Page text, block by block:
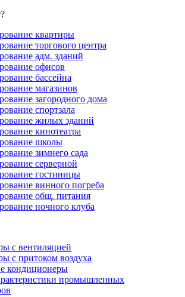
квартиры
торгового центра
адм. зданий
офисов
бассейна
магазинов
загородного дома
спортзала
жилых зданий
кинотеатра
школы
зимнего сада
серверной
гостиницы
винного погреба
общ. питания
ночного клуба
с вентиляцией
с притоком воздуха
кондиционеры
промышленных